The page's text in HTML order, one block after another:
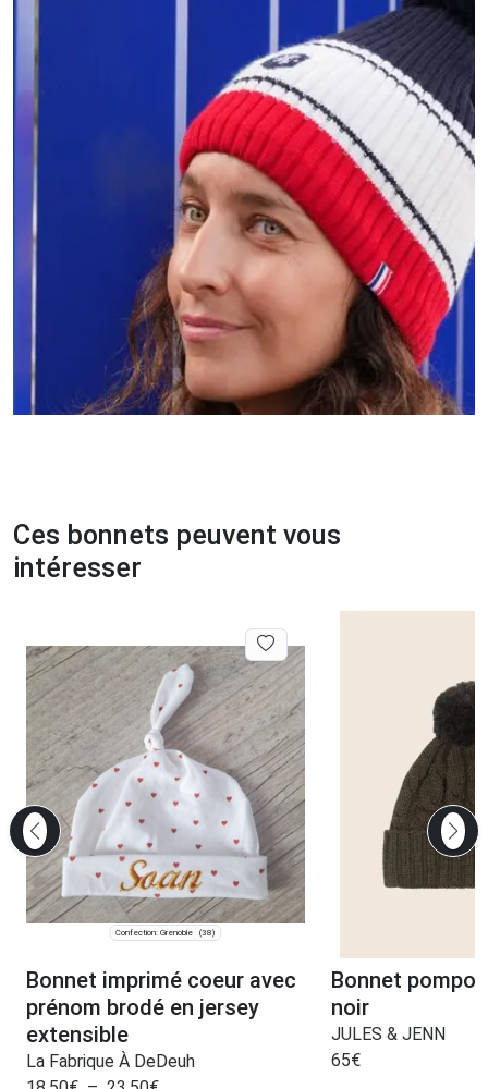
Ces bonnets peuvent vous
intéresser
Confection: Grenoble (38)
Bonnet imprimé coeur avec
prénom brodé en jersey
extensible
La Fabrique À DeDeuh
Bonnet
noir
JULES & JENN
65€